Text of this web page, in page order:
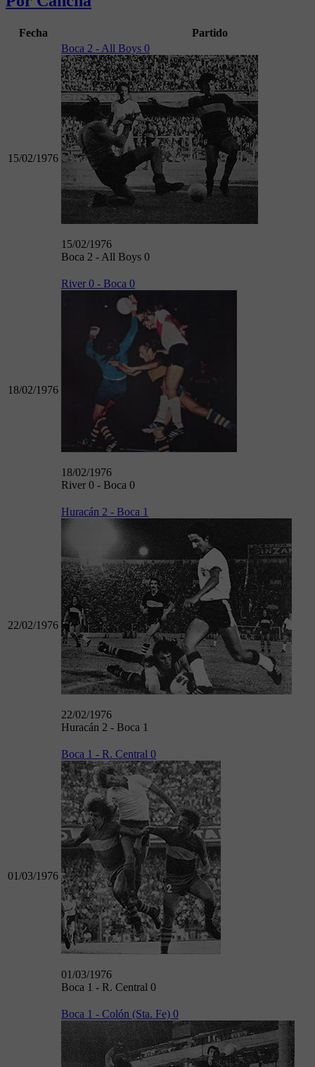
Fecha Partido
15/02/1976
Boca 2 - All Boys 0
15/02/1976
Boca 2 - All Boys 0
18/02/1976
River 0 - Boca 0
18/02/1976
River 0 - Boca 0
22/02/1976
Huracán 2 - Boca 1
22/02/1976
Huracán 2 - Boca 1
01/03/1976
Boca 1 - R. Central 0
01/03/1976
Boca 1 - R. Central 0
Boca 1 - Colón (Sta. Fe) 0